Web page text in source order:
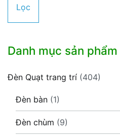
Lọc
Danh mục sản phẩm
Đèn Quạt trang trí (404)
Đèn bàn (1)
Đèn chùm (9)